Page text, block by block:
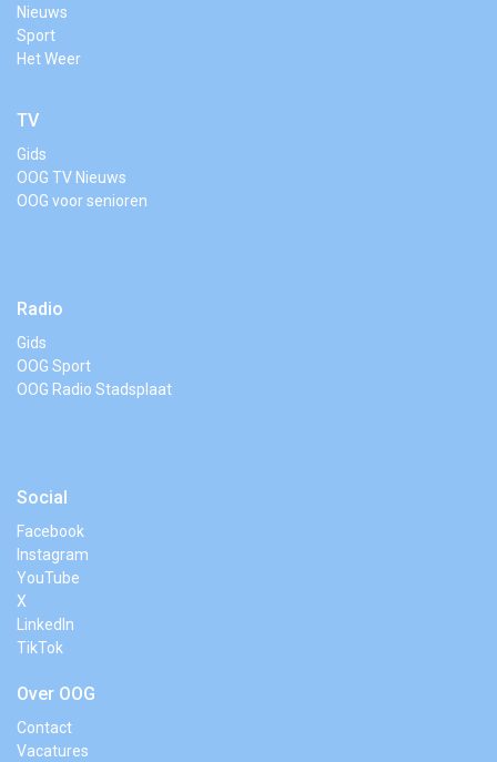
Nieuws
Sport
Het Weer
TV
Gids
OOG TV Nieuws
OOG voor senioren
Radio
Gids
OOG Sport
OOG Radio Stadsplaat
Social
Facebook
Instagram
YouTube
X
LinkedIn
TikTok
Over OOG
Contact
Vacatures